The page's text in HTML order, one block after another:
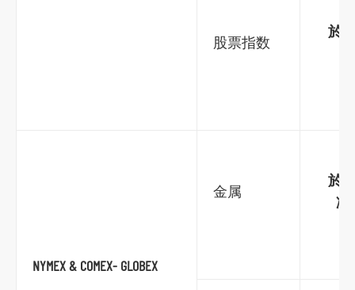
股票指数
於
NYMEX & COMEX- GLOBEX
金属
於
凌